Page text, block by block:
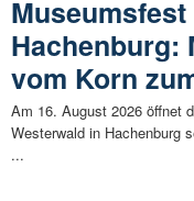
Museumsfest
Hachenburg:
vom Korn
Am 16. August 2026 öffnet
Westerwald in Hachenburg
...